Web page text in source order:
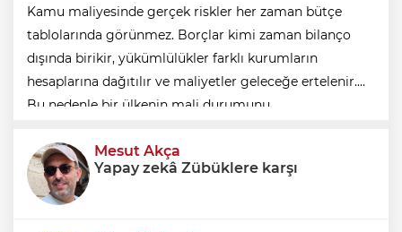
Kamu maliyesinde gerçek riskler her zaman bütçe
tablolarında görünmez. Borçlar kimi zaman bilanço
dışında birikir, yükümlülükler farklı kurumların
hesaplarına dağıtılır ve maliyetler geleceğe ertelenir.
Bu nedenle bir ülkenin mali durumunu
borç stok
Mesut Akça
Yapay zekâ Zübüklere karşı